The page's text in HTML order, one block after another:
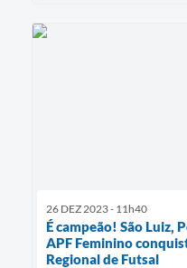
26 DEZ 2023 - 11h40
É campeão! São Luiz,
APF Feminino
Regional de Futsal